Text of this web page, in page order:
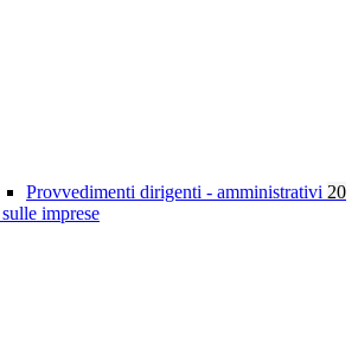
Provvedimenti dirigenti - amministrativi 20
imprese